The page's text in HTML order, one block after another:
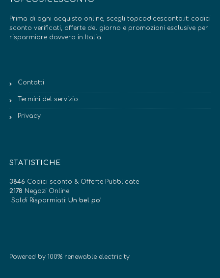
Prima di ogni acquisto online, scegli topcodicesconto.it: codici
sconto verificati, offerte del giorno e promozioni esclusive per
risparmiare davvero in Italia.
Contatti
Termini del servizio
Privacy
STATISTICHE
3846 Codici sconto & Offerte Pubblicate
2178 Negozi Online
Soldi Risparmiati: Un bel po’
Powered by 100% renewable electricity